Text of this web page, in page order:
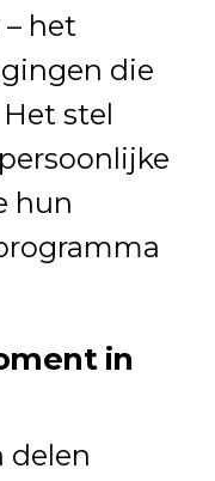
het
die
stel
hun
in
delen